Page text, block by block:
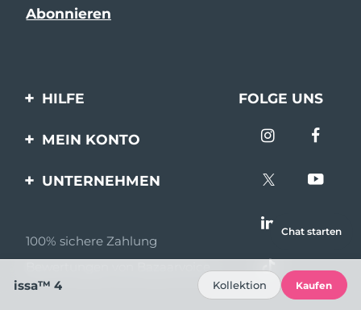
HILFE
Kontaktiere uns
FOLGE UNS
MEIN KONTO
UNTERNEHMEN
Partnerprogramm
100% sichere Zahlung
Chat starten
issa™ 4 Kollektion Kaufen